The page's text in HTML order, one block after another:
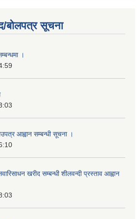
बोलपत्र सूचना
।
आह्वान सम्बन्धी सूचना ।
खरीद सम्बन्धी शीलवन्दी प्रस्ताव आह्वान